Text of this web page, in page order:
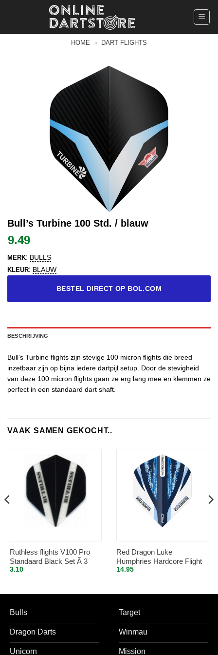
HOME » DART FLIGHTS
Bull’s Turbine 100 Std. / blauw
9.49
MERK: BULLS
KLEUR: BLAUW
BESTEL DIRECT OP BOL.COM
BESCHRIJVING
Bull’s Turbine flights zijn stevige 100 micron flights die breed
inzetbaar zijn op bijna iedere dartpijl setup. Door de stevigheid
van deze 100 micron flights gaan ze erg lang mee en klemmen ze
perfect in een standaard dart shaft.
VAAK SAMEN GEKOCHT..
Ruthless flights V100 Pro
Standaard Black Set Ã 3
stuks
3.10
Red Dragon Luke
Humphries Hardcore Flight
Collection – Dart Flights
14.95
Bulls
Dragon Darts
Unicorn
Target
Winmau
Mission